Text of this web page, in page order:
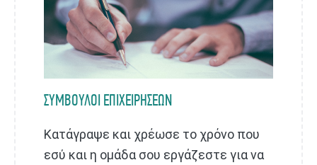
ΣΥΜΒΟΥΛΟΙ ΕΠΙΧΕΙΡΗΣΕΩΝ
Κατάγραψε και χρέωσε το χρόνο που
εσύ και η ομάδα σου εργάζεστε για να